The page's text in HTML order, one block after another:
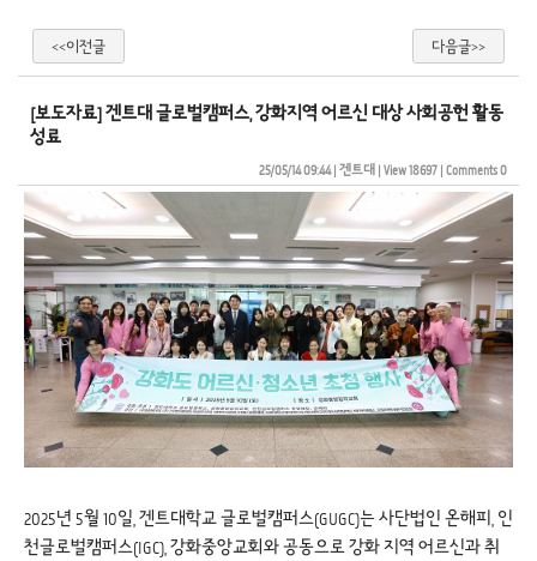
<<이전글 다음글>>
[보도자료] 겐트대 글로벌캠퍼스, 강화지역 어르신 대상 사회공헌 활동
성료
25/05/14 09:44| 겐트대| View 18697| Comments 0
2025년 5월 10일, 겐트대학교 글로벌캠퍼스(GUGC)는 사단법인 온해피, 인
천글로벌캠퍼스(IGC), 강화중앙교회와 공동으로 강화 지역 어르신과 취